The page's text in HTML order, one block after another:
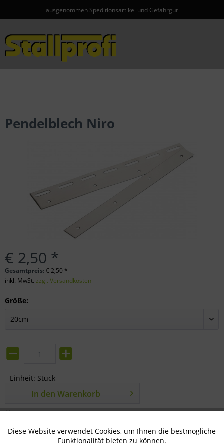
ausgenommen Speditionsartikel und Gefahrgut
Pendelblech Niro
€ 2,50 *
Gesamtpreis:€2,50 *
inkl. MwSt. zzgl. Versandkosten
Größe:
Einheit: Stück
In den Warenkorb
Merken Bewerten
Artikel-Nr.: 85-05-0360
Technisch notwendig Aktiv
Diese Website verwendet Cookies, um Ihnen die bestmögliche
Funktionalität bieten zu können.